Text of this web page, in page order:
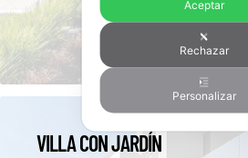
VILLA CON JARDÍN
Aceptar
Rechazar
Personalizar